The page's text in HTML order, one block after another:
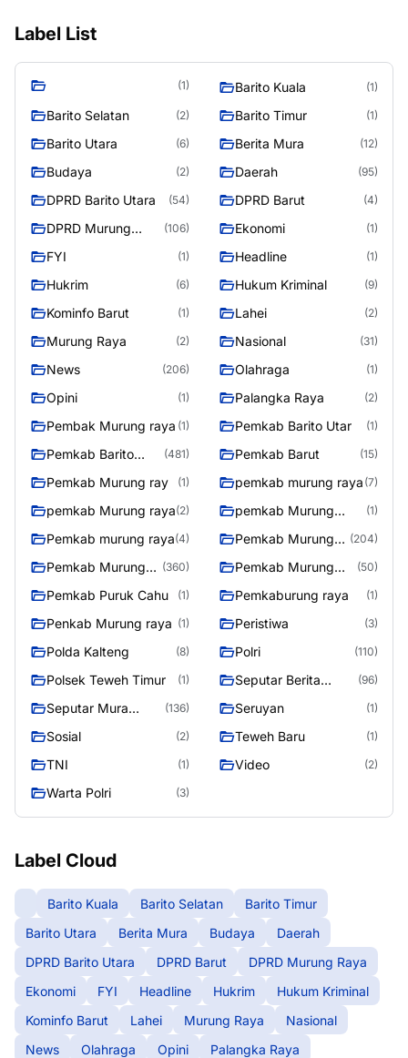
Label List
(1) Barito Kuala (1)
Barito Selatan (2) Barito Timur (1)
Barito Utara (6) Berita Mura (12)
Budaya (2) Daerah (95)
DPRD Barito Utara (54) DPRD Barut (4)
DPRD Murung
(106) Ekonomi (1)
FYI (1) Headline (1)
Hukrim (6) Hukum Kriminal (9)
Kominfo Barut (1) Lahei (2)
Murung Raya (2) Nasional (31)
News (206) Olahraga (1)
Opini (1) Palangka Raya (2)
Pembak Murung raya (1) Pemkab Barito Utar (1)
Pemkab Barito
(481) Pemkab Barut (15)
Pemkab Murung ray (1) pemkab murung raya (7)
pemkab Murung raya(2)
pemkab Murung
(1)
Pemkab murung raya(4)
Pemkab Murung
(204)
Pemkab Murung
(360)
Pemkab Murung
(50)
Pemkab Puruk Cahu (1) Pemkaburung raya (1)
Penkab Murung raya (1) Peristiwa (3)
Polda Kalteng (8) Polri (110)
Polsek Teweh Timur (1)
Seputar Berita
(96)
Seputar Mura
(136) Seruyan (1)
Sosial (2) Teweh Baru (1)
TNI (1) Video (2)
Warta Polri (3)
Label Cloud
Barito Kuala Barito Selatan
Barito Timur
Barito Utara
Berita Mura Budaya
Daerah
DPRD Barito Utara
DPRD Barut
DPRD Murung Raya
Ekonomi
FYI Headline Hukrim
Hukum Kriminal
Kominfo Barut
Lahei Murung Raya
Nasional
News
Olahraga Opini
Palangka Raya